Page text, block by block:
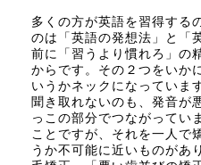
多くの方が英語を習得する
のは「英語の発想法」と「
前に「習うより慣れろ」の
からです。その２つをいか
いうかネックになっていま
聞き取れないのも、発音が
っこの部分でつながってい
ことですが、それを一人で
うか不可能に近いものがあ